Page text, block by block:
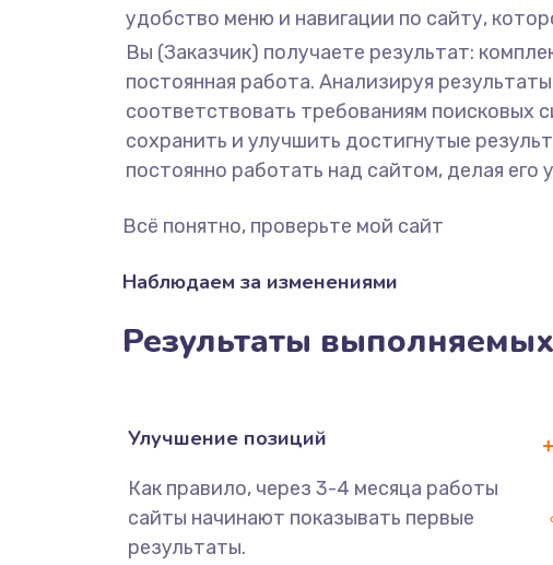
удобство меню и навигации по сайту,
Вы (Заказчик) получаете результат:
постоянная работа. Анализируя
соответствовать требованиям поисковых
сохранить и улучшить достигнутые
постоянно работать над сайтом, делая его
Всё понятно, проверьте мой сайт
Наблюдаем за изменениями
Результаты
Улучшение позиций
Как правило, через 3-4 месяца работы
сайты начинают показывать первые
результаты.